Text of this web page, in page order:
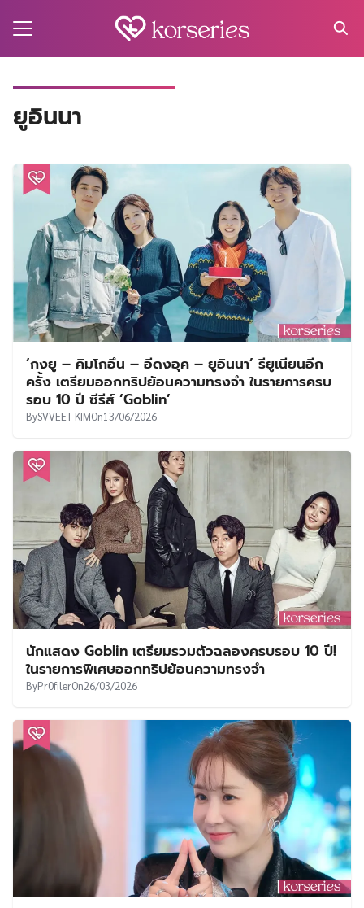
ยูอินนา
‘กงยู – คิมโกอึน – อีดงอุค – ยูอินนา’ รียูเนียนอีก
ครั้ง เตรียมออกทริปย้อนความทรงจำ ในรายการครบ
รอบ 10 ปี ซีรีส์ ‘Goblin’
BySVVEET KIMOn13/06/2026
นักแสดง Goblin เตรียมรวมตัวฉลองครบรอบ 10 ปี!
ในรายการพิเศษออกทริปย้อนความทรงจำ
ByPr0filerOn26/03/2026